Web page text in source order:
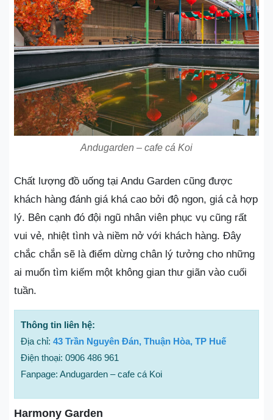
Andugarden – cafe cá Koi
Chất lượng đồ uống tại Andu Garden cũng được
khách hàng đánh giá khá cao bởi độ ngon, giá cả hợp
lý. Bên cạnh đó đội ngũ nhân viên phục vụ cũng rất
vui vẻ, nhiệt tình và niềm nở với khách hàng. Đây
chắc chắn sẽ là điểm dừng chân lý tưởng cho những
ai muốn tìm kiếm một không gian thư giãn vào cuối
tuần.
Thông tin liên hệ:
Địa chỉ: 43 Trần Nguyên Đán, Thuận Hòa, TP Huế
Điện thoại: 0906 486 961
Fanpage: Andugarden – cafe cá Koi
Harmony Garden